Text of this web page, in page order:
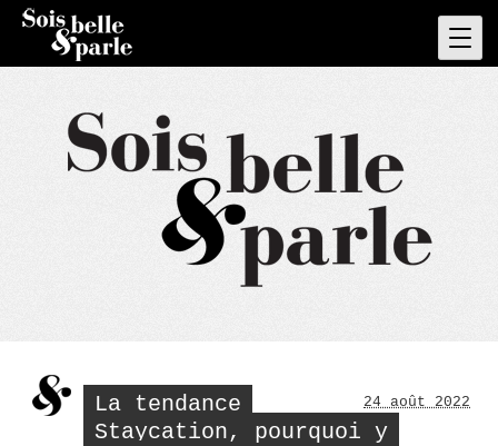
Skip
content
La tendance
Staycation, pourquoi y
24 août 2022